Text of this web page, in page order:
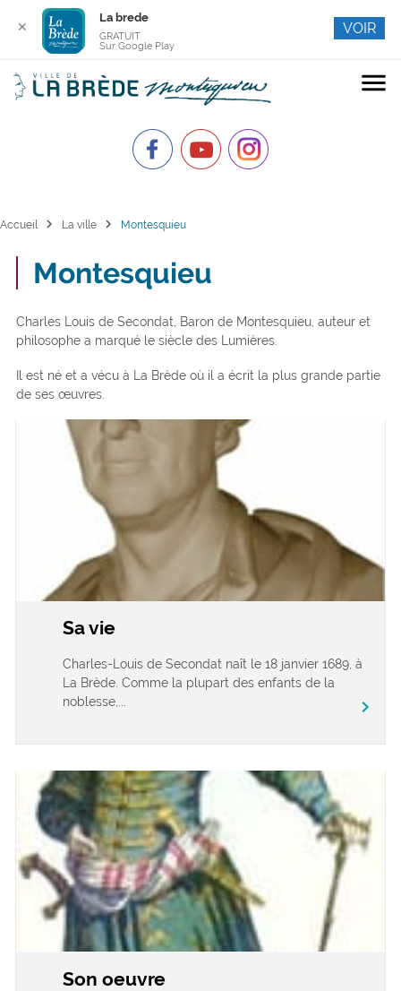
menu
Accueil chevron_right La ville chevron_right Montesquieu
Montesquieu
Charles Louis de Secondat, Baron de Montesquieu, auteur et
philosophe a marqué le siècle des Lumières.
Il est né et a vécu à La Brède où il a écrit la plus grande partie
de ses œuvres.
Sa vie
Charles-Louis de Secondat naît le 18 janvier 1689, à
La Brède. Comme la plupart des enfants de la
noblesse,...
chevron_right
Son oeuvre
✕
La brede
GRATUIT
Sur Google Play
VOIR